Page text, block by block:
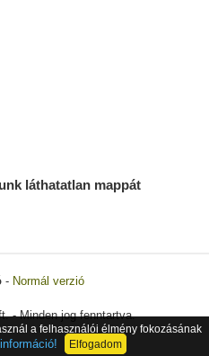
láthatatlan mappát
- Normál verzió
- Minden jog fenntartva.
a felhasználói élmény fokozásának
Elfogadom